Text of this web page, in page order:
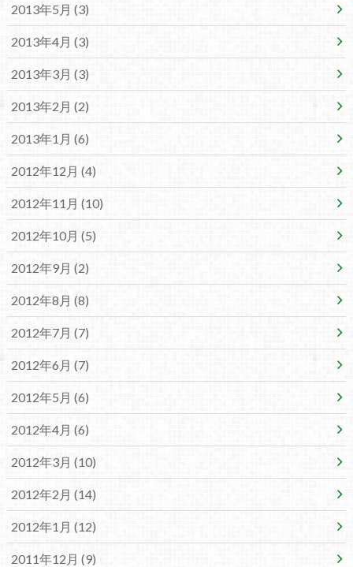
2013年5月 (3)
2013年4月 (3)
2013年3月 (3)
2013年2月 (2)
2013年1月 (6)
2012年12月 (4)
2012年11月 (10)
2012年10月 (5)
2012年9月 (2)
2012年8月 (8)
2012年7月 (7)
2012年6月 (7)
2012年5月 (6)
2012年4月 (6)
2012年3月 (10)
2012年2月 (14)
2012年1月 (12)
2011年12月 (9)